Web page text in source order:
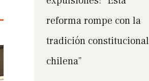
reforma rompe con la
tradición constitucional
chilena”